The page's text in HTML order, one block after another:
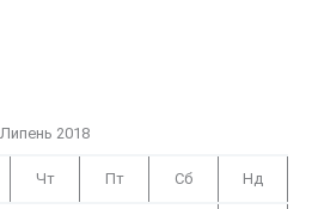
Липень 2018
Чт Пт Сб Нд